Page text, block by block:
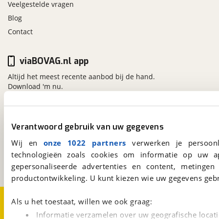
Verantwoord gebruik van uw gegevens
Wij en onze 1022 partners verwerken je
technologieën zoals cookies om informatie op
gepersonaliseerde advertenties en content,
productontwikkeling. U kunt kiezen wie uw gegevens
Als u het toestaat, willen we ook graag:
Informatie verzamelen over uw geografische
Veelgestelde vragen
Blog
Contact
viaBOVAG.nl
3981 AJ
Bunnik
Een initiatief van
BOVAG
viaBOVAG.nl app
Altijd het meest recente aanbod bij de hand.
Download 'm nu.
Over viaBOVAG.nl
Disclaimer- en Privacyverklaring
CookievoorkeurenVacatures